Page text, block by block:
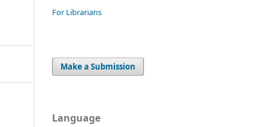
For Librarians
Make a Submission
Language